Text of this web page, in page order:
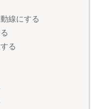
線にする
る